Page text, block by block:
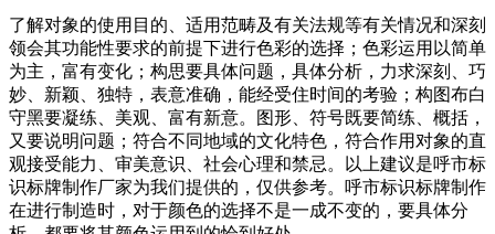
了解对象的使用目的、适用范畴及有关法规等有关情况和深刻
领会其功能性要求的前提下进行色彩的选择；色彩运用以简单
为主，富有变化；构思要具体问题，具体分析，力求深刻、巧
妙、新颖、独特，表意准确，能经受住时间的考验；构图布白
守黑要凝练、美观、富有新意。图形、符号既要简练、概括，
又要说明问题；符合不同地域的文化特色，符合作用对象的直
观接受能力、审美意识、社会心理和禁忌。以上建议是呼市标
识标牌制作厂家为我们提供的，仅供参考。呼市标识标牌制作
在进行制造时，对于颜色的选择不是一成不变的，要具体分